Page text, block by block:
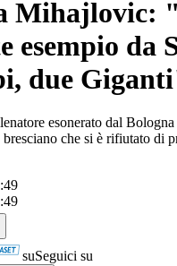
Mihajlovic:
esempio da
due
esonerato dal
bresciano che si è rifiutato di
suSeguici su